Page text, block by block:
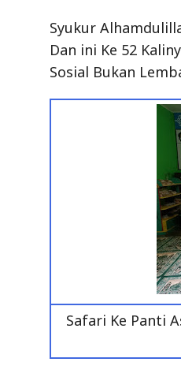
Syukur
Dan ini Ke 52
Sosial Bukan
Safari Ke Panti